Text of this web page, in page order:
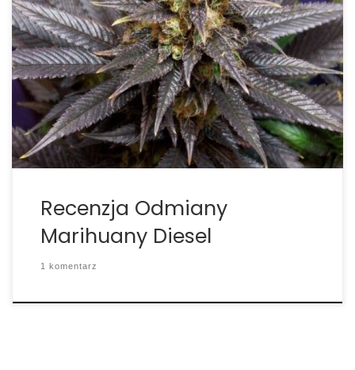
Stężenie THC i CBD oraz Rodowód Genetyczny
Szczepu Konopi Indyjskiej Diesel Ilość THC: 16
procent. Ilość CBD: 0 procent. Rodowód: Mexican
Sativa, Afghani. Diesel to odmiana jedyna w swoim
rodzaju dostępna w formie nasion marihuany w
wielu sklepach takich jak […]
Recenzja Odmiany
Marihuany Diesel
1 komentarz